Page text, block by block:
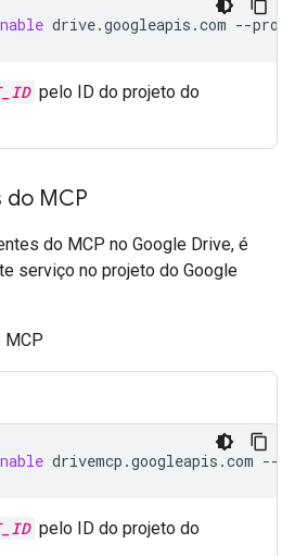
drive.googleapis.com --
pelo ID do projeto do
do MCP
do MCP no Google Drive, é
serviço no projeto do Google
MCP
drivemcp.googleapis.com --
pelo ID do projeto do